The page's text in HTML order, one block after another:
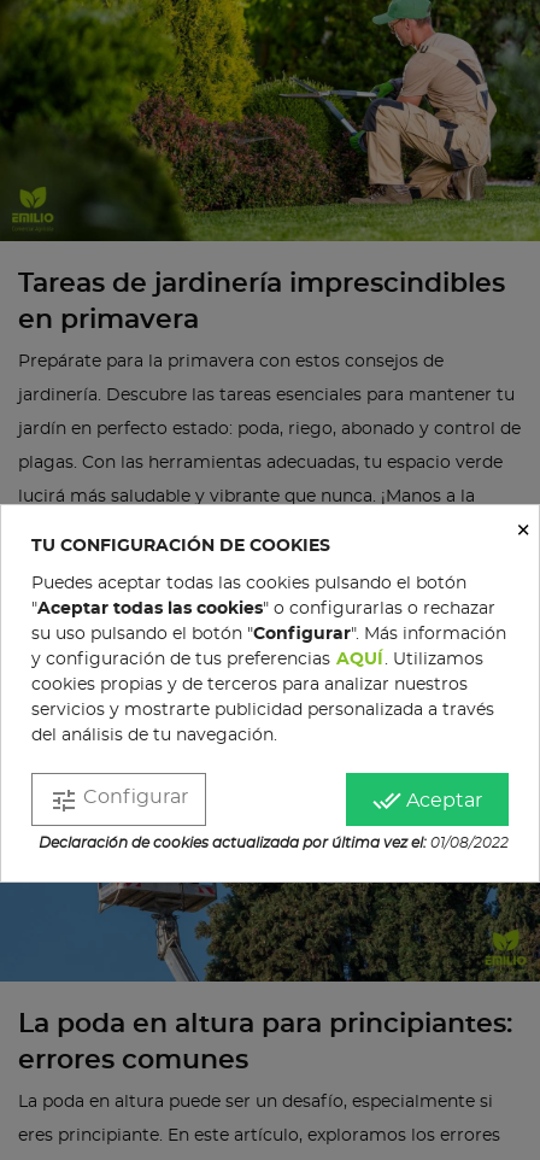
Tareas de jardinería imprescindibles
en primavera
Prepárate para la primavera con estos consejos de
jardinería. Descubre las tareas esenciales para mantener tu
jardín en perfecto estado: poda, riego, abonado y control de
plagas. Con las herramientas adecuadas, tu espacio verde
lucirá más saludable y vibrante que nunca. ¡Manos a la
25/01/2025 COMERCIAL AGRÍCOLA EMILIO VISUALIZACIONES (609)
La poda en altura para principiantes:
errores comunes
La poda en altura puede ser un desafío, especialmente si
eres principiante. En este artículo, exploramos los errores
×
TU CONFIGURACIÓN DE COOKIES
Puedes aceptar todas las cookies pulsando el botón
"Aceptar todas las cookies" o configurarlas o rechazar
su uso pulsando el botón "Configurar". Más información
y configuración de tus preferencias AQUÍ . Utilizamos
cookies propias y de terceros para analizar nuestros
servicios y mostrarte publicidad personalizada a través
del análisis de tu navegación.
done_all Aceptar
tune Configurar
Declaración de cookies actualizada por última vez el: 01/08/2022